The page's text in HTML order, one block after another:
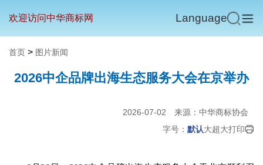
欢迎访问中华商标网 Language
首页 > 图片新闻
2026中企品牌出海生态服务大会在京举办
2026-07-02
来源：中华商标协会
字号： 默认大超大打印